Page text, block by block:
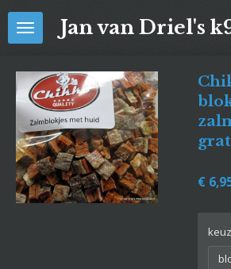
Ga
direct
hoofdinhoud
Jan van Driel's
€